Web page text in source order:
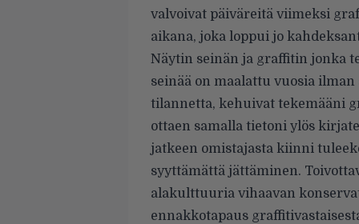
valvoivat päiväreitä viimeksi
aikana, joka loppui jo
Näytin seinän ja graffitin jonka
seinää on maalattu vuosia
tilannetta, kehuivat tekemääni
ottaen samalla tietoni ylös
jatkeen omistajasta kiinni
syyttämättä jättäminen.
alakulttuuria vihaavan
ennakkotapaus